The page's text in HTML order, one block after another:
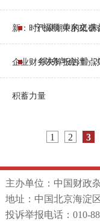
新：时代浪潮中的砥砺
宁福顺 黄东文
企业财务决算报告重点
《财务与会计》
积蓄力量
1 2 3
主办单位：中国财政
地址：中国北京海淀
投诉举报电话：010-